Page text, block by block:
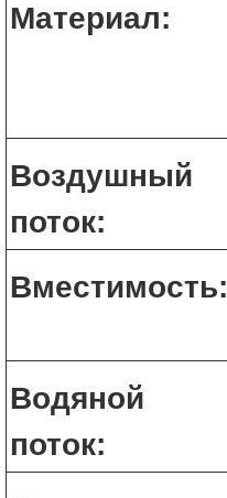
Материал:
Воздушный
поток:
Вместимость:
Водяной
поток: